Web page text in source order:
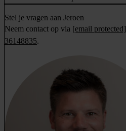
Stel je vragen aan Jeroen
Neem contact op via [email protected]
36148835.